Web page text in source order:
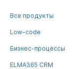
Все продукты
Low-code
Бизнес-процессы
ELMA365 CRM